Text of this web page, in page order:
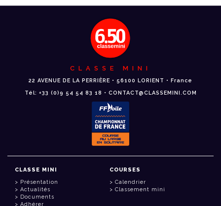
CLASSE MINI
22 AVENUE DE LA PERRIÈRE • 56100 LORIENT • France
Tél: +33 (0)9 54 54 83 18 • CONTACT@CLASSEMINI.COM
CLASSE MINI
Présentation
Actualités
Documents
Adhérer
COURSES
Calendrier
Classement mini